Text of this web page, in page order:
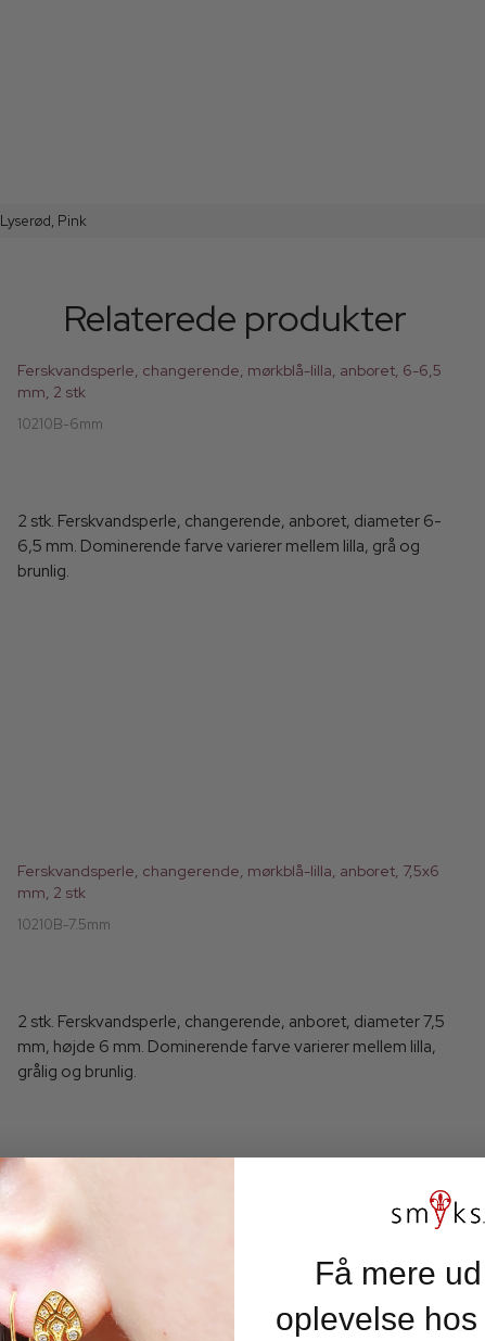
Lyserød, Pink
Relaterede produkter
Ferskvandsperle, changerende, mørkblå-lilla, anboret, 6-6,5
mm, 2 stk
10210B-6mm
2 stk. Ferskvandsperle, changerende, anboret, diameter 6-
6,5 mm. Dominerende farve varierer mellem lilla, grå og
brunlig.
Ferskvandsperle, changerende, mørkblå-lilla, anboret, 7,5x6
mm, 2 stk
10210B-7.5mm
2 stk. Ferskvandsperle, changerende, anboret, diameter 7,5
mm, højde 6 mm. Dominerende farve varierer mellem lilla,
grålig og brunlig.
Få mere
oplevelse hos